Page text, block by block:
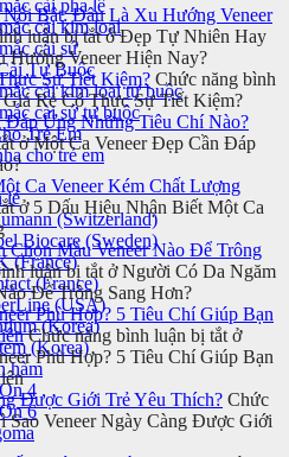
cài pha lê
cài kim loại
cài sứ
Tự Buộc
cài kim loại tự buộc
cài sứ tự buộc
Trẻ Em
cho trẻ em
lẻ
(Switzerland)
Biocare (Sweden)
(France)
(France)
(USA)
(Korea)
(Korea)
hàm
4
6
Bật: Đâu Là Xu Hướng Veneer
luận bị tắtở Đẹp Tự Nhiên Hay
Veneer Hiện Nay?
Sự Tiết Kiệm? Chức năng bình
Rẻ Có Thực Sự Tiết Kiệm?
Đáp Ứng Những Tiêu Chí Nào?
ở Một Ca Veneer Đẹp Cần Đáp
Ca Veneer Kém Chất Lượng
ở 5 Dấu Hiệu Nhận Biết Một Ca
Chọn Màu Veneer Nào Để Trông
luận bị tắtở Người Có Da Ngăm
Để Trông Sang Hơn?
Phù Hợp? 5 Tiêu Chí Giúp Bạn
Chức năng bình luận bị tắtở
Phù Hợp? 5 Tiêu Chí Giúp Bạn
Được Giới Trẻ Yêu Thích? Chức
Veneer Ngày Càng Được Giới